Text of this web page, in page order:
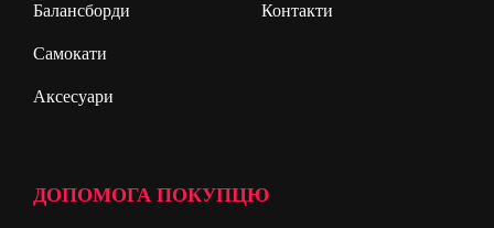
Балансборди
Самокати
Аксесуари
Контакти
ДОПОМОГА ПОКУПЦЮ